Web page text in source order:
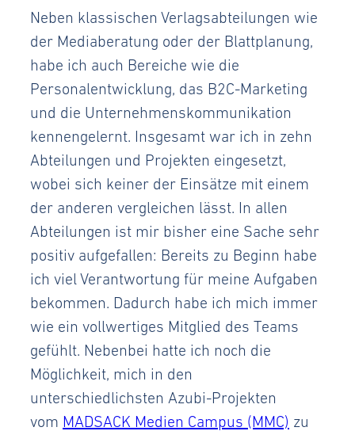
Neben klassischen Verlagsabteilungen wie
der Mediaberatung oder der Blattplanung,
habe ich auch Bereiche wie die
Personalentwicklung, das B2C-Marketing
und die Unternehmenskommunikation
kennengelernt. Insgesamt war ich in zehn
Abteilungen und Projekten eingesetzt,
wobei sich keiner der Einsätze mit einem
der anderen vergleichen lässt. In allen
Abteilungen ist mir bisher eine Sache sehr
positiv aufgefallen: Bereits zu Beginn habe
ich viel Verantwortung für meine Aufgaben
bekommen. Dadurch habe ich mich immer
wie ein vollwertiges Mitglied des Teams
gefühlt. Nebenbei hatte ich noch die
Möglichkeit, mich in den
unterschiedlichsten Azubi-Projekten
vom MADSACK Medien Campus (MMC) zu